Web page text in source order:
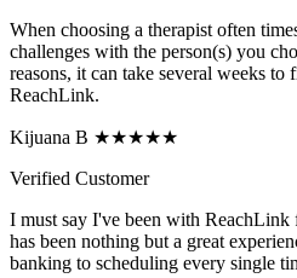
When choosing a therapist often
challenges with the person(s) you
reasons, it can take several weeks
ReachLink.
Kijuana B ★★★★★
Verified Customer
I must say I've been with
has been nothing but a great
banking to scheduling every single